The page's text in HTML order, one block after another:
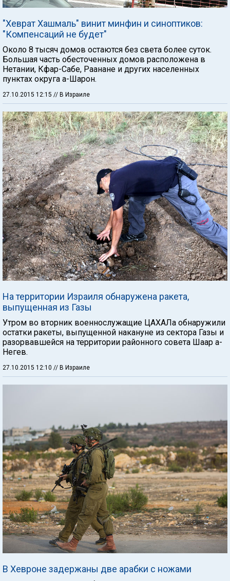
"Хеврат Хашмаль" винит минфин и синоптиков:
"Компенсаций не будет"
Около 8 тысяч домов остаются без света более суток.
Большая часть обесточенных домов расположена в
Нетании, Кфар-Сабе, Раанане и других населенных
пунктах округа а-Шарон.
27.10.2015 12:15 // В Израиле
На территории Израиля обнаружена ракета,
выпущенная из Газы
Утром во вторник военнослужащие ЦАХАЛа обнаружили
остатки ракеты, выпущенной накануне из сектора Газы и
разорвавшейся на территории районного совета Шаар а-
Негев.
27.10.2015 12:10 // В Израиле
В Хевроне задержаны две арабки с ножами